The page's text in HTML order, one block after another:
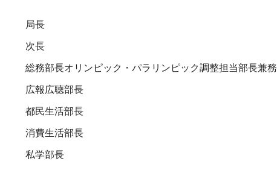
局長
次長
総務部長オリンピック・パラリンピック調整担当部長兼務
広報広聴部長
都民生活部長
消費生活部長
私学部長